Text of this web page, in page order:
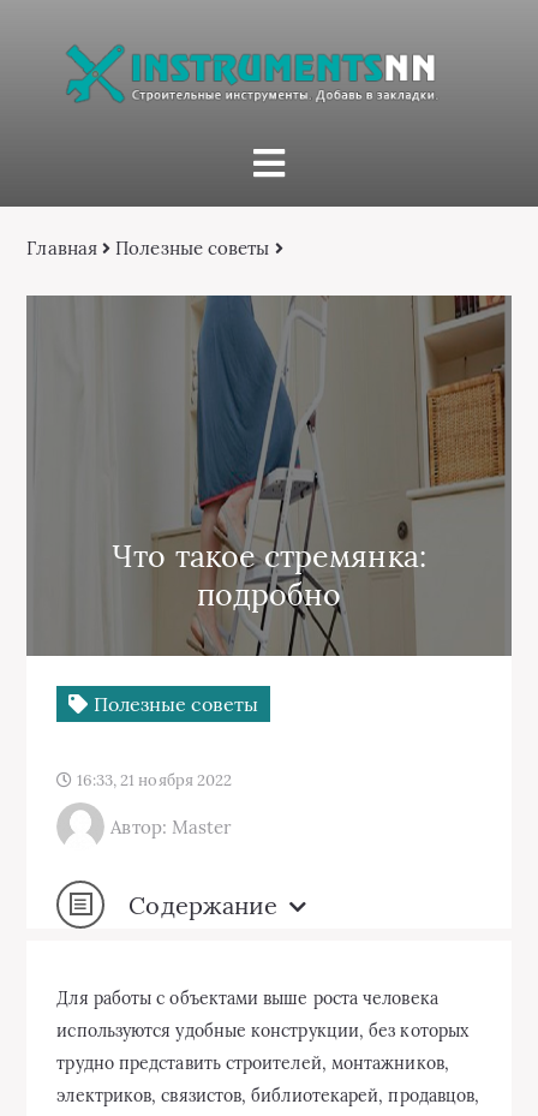
Главная Полезные советы
Что такое стремянка:
подробно
Полезные советы
16:33, 21 ноября 2022
Автор: Master
Содержание
Для работы с объектами выше роста человека
используются удобные конструкции, без которых
трудно представить строителей, монтажников,
электриков, связистов, библиотекарей, продавцов,